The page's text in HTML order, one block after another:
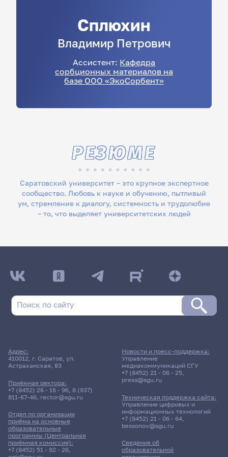
Сплюхин
Владимир Петрович
Ассистент: Кафедра
сорбционных материалов на
базе ООО «ЭкоСорбент»
Саратовский университет – это крупное экспертное
сообщество. Любовь к науке и обучению, пытливый
ум, стремление к диалогу, системность и трудолюбие
– то, что выделяет университетских людей
РЕЗЮМЕ
Адрес:
410012, г. Саратов, ул.
Астраханская, 83
Приёмная ректора:
+7 (8452) 26 - 16 - 96, 8 (937)
811-67-46, rector@sgu.ru
Отдел по организации
приёма на основные
образовательные
программы (Центральная
приёмная комиссия):
+7 (8452) 51 - 92 - 26,
Сведения об
образовательной
Новости и пресс-поддержка:
Управление
медиакоммуникаций СГУ
+7 (8452) 21 - 06 - 25,
press@sgu.ru
Техническая поддержка сайта:
Управление цифровых и
информационных технологий
+7 (8452) 21 - 06 - 64,
bessonov@sgu.ru